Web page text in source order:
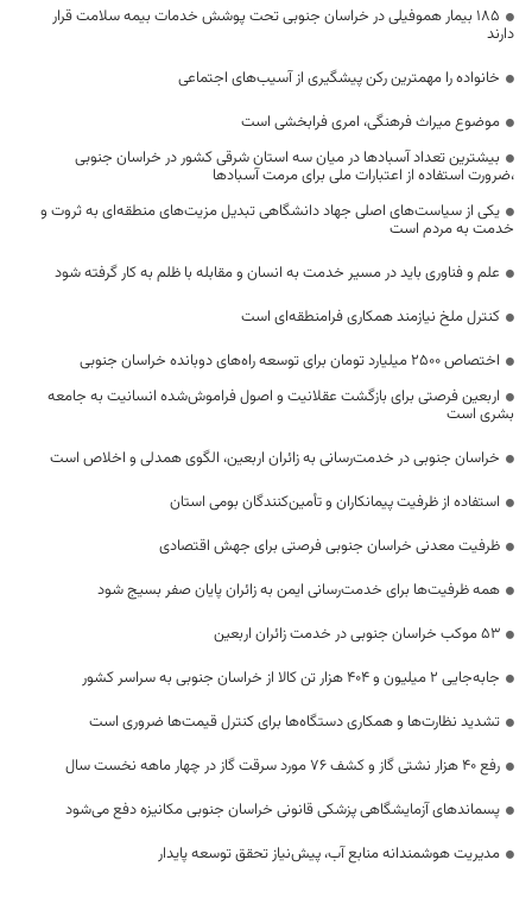
۱۸۵ بیمار هموفیلی در خراسان جنوبی تحت پوشش خدمات بیمه سلامت قرار
دارند
خانواده را مهمترین رکن پیشگیری از آسیب‌های اجتماعی
موضوع میراث فرهنگی، امری فرابخشی است
بیشترین تعداد آسبادها در میان سه استان شرقی کشور در خراسان جنوبی
،ضرورت استفاده از اعتبارات ملی برای مرمت آسبادها
یکی از سیاست‌های اصلی جهاد دانشگاهی تبدیل مزیت‌های منطقه‌ای به ثروت و
خدمت به مردم است
علم و فناوری باید در مسیر خدمت به انسان و مقابله با ظلم به کار گرفته شود
کنترل ملخ نیازمند همکاری فرامنطقه‌ای است
اختصاص 2500 میلیارد تومان برای توسعه راه‌های دوبانده خراسان جنوبی
اربعین فرصتی برای بازگشت عقلانیت و اصول فراموش‌شده انسانیت به جامعه
بشری است
خراسان جنوبی در خدمت‌رسانی به زائران اربعین، الگوی همدلی و اخلاص است
استفاده از ظرفیت پیمانکاران و تأمین‌کنندگان بومی استان
ظرفیت معدنی خراسان جنوبی فرصتی برای جهش اقتصادی
همه ظرفیت‌ها برای خدمت‌رسانی ایمن به زائران پایان صفر بسیج شود
53 موکب خراسان جنوبی در خدمت زائران اربعین
جابه‌جایی 2 میلیون و 404 هزار تن کالا از خراسان جنوبی به سراسر کشور
تشدید نظارت‌ها و همکاری دستگاه‌ها برای کنترل قیمت‌ها ضروری است
رفع 40 هزار نشتی گاز و کشف 76 مورد سرقت گاز در چهار ماهه نخست سال
پسماندهای آزمایشگاهی پزشکی قانونی خراسان جنوبی مکانیزه دفع می‌شود
مدیریت هوشمندانه منابع آب، پیش‌نیاز تحقق توسعه پایدار